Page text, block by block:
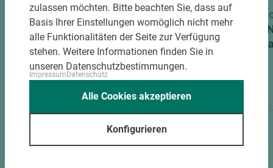
PRÜM Schließblech unteres
Riegelloch neusilber DIN R
Art.-Nr.
zulassen möchten. Bitte beachten Sie, dass auf
Basis Ihrer Einstellungen womöglich nicht mehr
alle Funktionalitäten der Seite zur Verfügung
stehen. Weitere Informationen finden Sie in
unseren Datenschutzbestimmungen.
ImpressumDatenschutz
Konfigurieren
Alle Cookies akzeptieren